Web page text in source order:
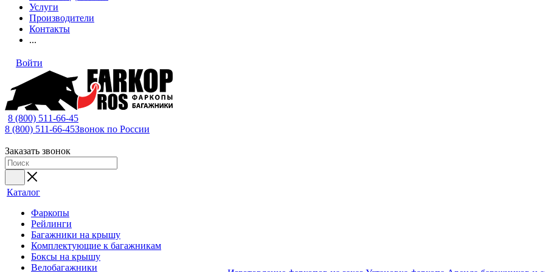
Услуги
Производители
Контакты
...
Войти
8 (800) 511-66-45
8 (800) 511-66-45Звонок по России
Заказать звонок
Каталог
Фаркопы
Рейлинги
Багажники на крышу
Комплектующие к багажникам
Боксы на крышу
Велобагажники